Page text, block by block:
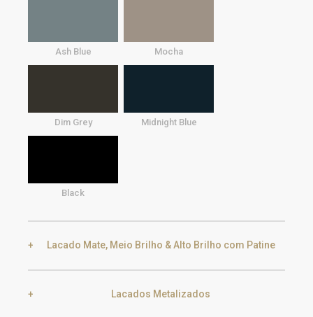
Ash Blue Mocha
Dim Grey Midnight Blue
Black
Lacado Mate, Meio Brilho & Alto Brilho com Patine
Lacados Metalizados